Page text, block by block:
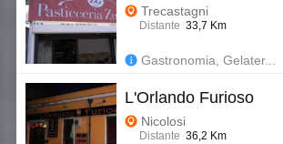
Trecastagni
Distante 33,7 Km
Gastronomia, Gelater...
L'Orlando Furioso
Nicolosi
Distante 36,2 Km